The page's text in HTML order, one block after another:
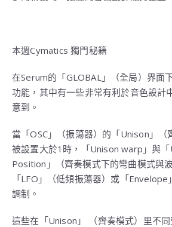
本週Cymatics 獨門秘籍
在Serum的「GLOBAL」（全局）界面
功能，其中有一些非常有利於音色設計
意到。
當「OSC」（振蕩器）的「Unison」（
被設置大於1時，「Unison warp」與
Position」（齊奏模式下的彎曲模式與
「LFO」（低頻振蕩器）或「
調制。
這些在「Unison」 （齊奏模式）里不